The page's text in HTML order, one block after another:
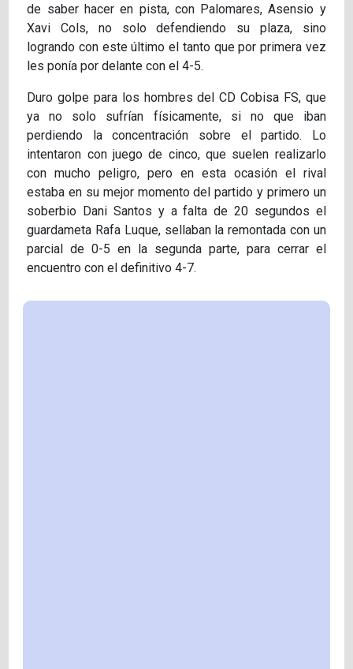
de saber hacer en pista, con Palomares, Asensio y
Xavi Cols, no solo defendiendo su plaza, sino
logrando con este último el tanto que por primera vez
les ponía por delante con el 4-5.
Duro golpe para los hombres del CD Cobisa FS, que
ya no solo sufrían físicamente, si no que iban
perdiendo la concentración sobre el partido. Lo
intentaron con juego de cinco, que suelen realizarlo
con mucho peligro, pero en esta ocasión el rival
estaba en su mejor momento del partido y primero un
soberbio Dani Santos y a falta de 20 segundos el
guardameta Rafa Luque, sellaban la remontada con un
parcial de 0-5 en la segunda parte, para cerrar el
encuentro con el definitivo 4-7.